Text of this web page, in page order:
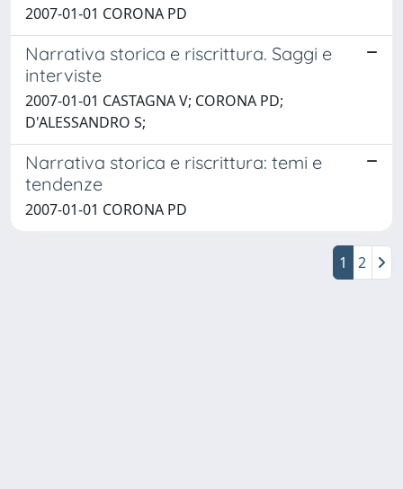
2007-01-01 CORONA PD
Narrativa storica e riscrittura. Saggi e
interviste
2007-01-01 CASTAGNA V; CORONA PD;
D'ALESSANDRO S;
Narrativa storica e riscrittura: temi e
tendenze
2007-01-01 CORONA PD
1 2